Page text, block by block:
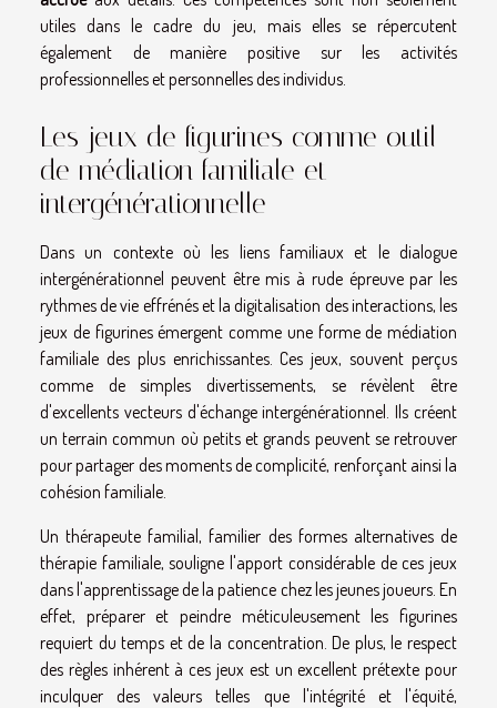
utiles dans le cadre du jeu, mais elles se répercutent
également de manière positive sur les activités
professionnelles et personnelles des individus.
Les jeux de figurines comme outil
de médiation familiale et
intergénérationnelle
Dans un contexte où les liens familiaux et le dialogue
intergénérationnel peuvent être mis à rude épreuve par les
rythmes de vie effrénés et la digitalisation des interactions, les
jeux de figurines émergent comme une forme de médiation
familiale des plus enrichissantes. Ces jeux, souvent perçus
comme de simples divertissements, se révèlent être
d'excellents vecteurs d'échange intergénérationnel. Ils créent
un terrain commun où petits et grands peuvent se retrouver
pour partager des moments de complicité, renforçant ainsi la
cohésion familiale.
Un thérapeute familial, familier des formes alternatives de
thérapie familiale, souligne l'apport considérable de ces jeux
dans l'apprentissage de la patience chez les jeunes joueurs. En
effet, préparer et peindre méticuleusement les figurines
requiert du temps et de la concentration. De plus, le respect
des règles inhérent à ces jeux est un excellent prétexte pour
inculquer des valeurs telles que l'intégrité et l'équité,